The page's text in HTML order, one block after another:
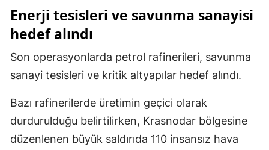
Sakarya
Sivas
Tekirdağ
Enerji tesisleri ve savunma sanayisi
hedef alındı
Son operasyonlarda petrol rafinerileri, savunma
sanayi tesisleri ve kritik altyapılar hedef alındı.
Bazı rafinerilerde üretimin geçici olarak
durdurulduğu belirtilirken, Krasnodar bölgesine
düzenlenen büyük saldırıda 110 insansız hava